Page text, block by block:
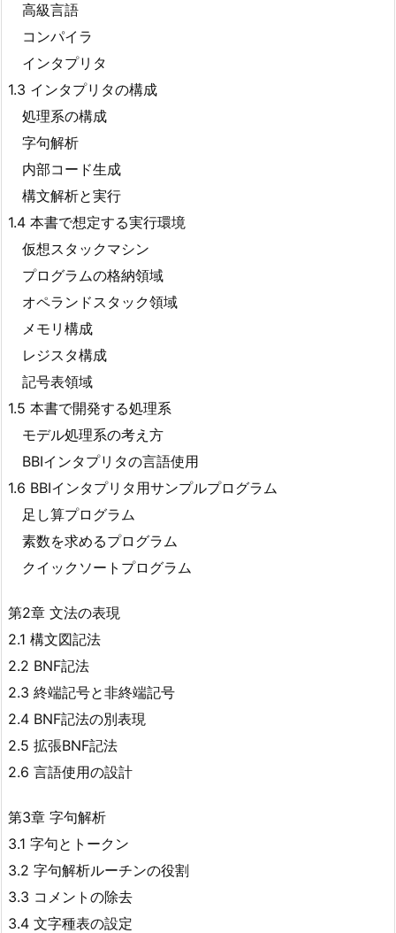
高級言語
コンパイラ
インタプリタ
1.3 インタプリタの構成
処理系の構成
字句解析
内部コード生成
構文解析と実行
1.4 本書で想定する実行環境
仮想スタックマシン
プログラムの格納領域
オペランドスタック領域
メモリ構成
レジスタ構成
記号表領域
1.5 本書で開発する処理系
モデル処理系の考え方
BBIインタプリタの言語使用
1.6 BBIインタプリタ用サンプルプログラム
足し算プログラム
素数を求めるプログラム
クイックソートプログラム
第2章 文法の表現
2.1 構文図記法
2.2 BNF記法
2.3 終端記号と非終端記号
2.4 BNF記法の別表現
2.5 拡張BNF記法
2.6 言語使用の設計
第3章 字句解析
3.1 字句とトークン
3.2 字句解析ルーチンの役割
3.3 コメントの除去
3.4 文字種表の設定